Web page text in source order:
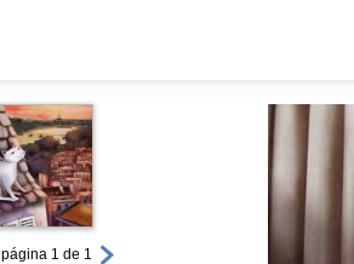
página 1 de 1